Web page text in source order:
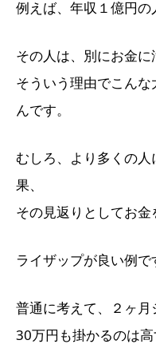
例えば、年収１億円の
その人は、別にお金に
そういう理由でこん
んです。
むしろ、より多くの
果、
その見返りとしてお金
ライザップが良い例で
普通に考えて、２ヶ月
30万円も掛かるのは高